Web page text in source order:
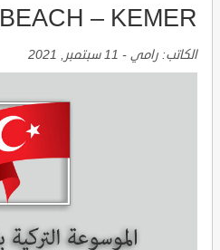
BEACH – KEMER
الكاتب: رامي - 11 سبتمبر, 2021